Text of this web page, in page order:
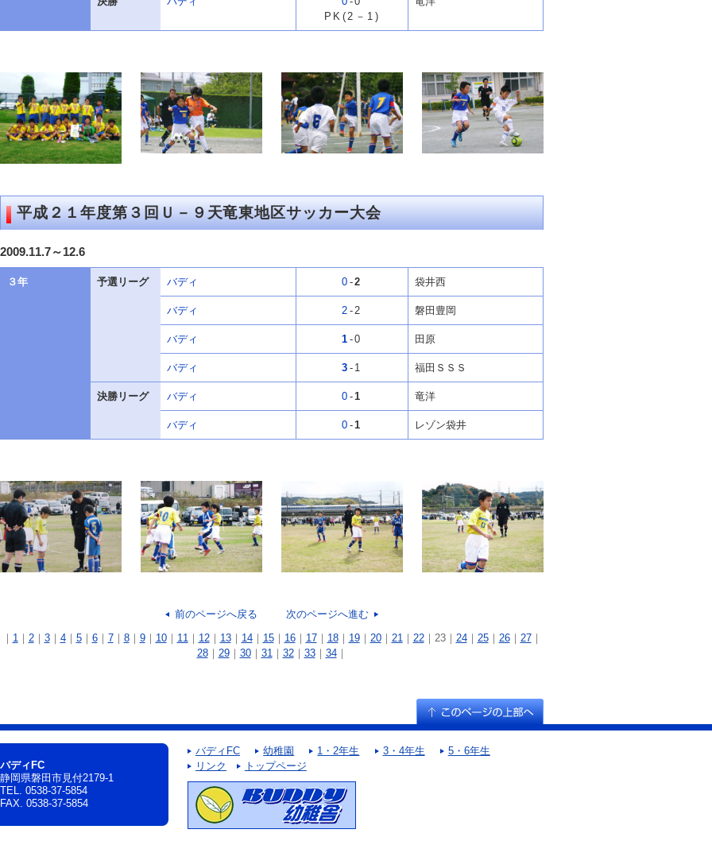
PK(2－1)
平成２１年度第３回Ｕ－９天竜東地区サッカー大会
2009.11.7～12.6
３年 予選リーグ バディ 0 -2 袋井西
バディ 2 - 2 磐田豊岡
バディ 1 -0 田原
バディ 3 - 1 福田ＳＳＳ
決勝リーグ バディ 0 - 1 竜洋
バディ 0 - 1 レゾン袋井
前のページへ戻る
次のページへ進む
｜ 1 ｜ 2｜ 3｜ 4｜ 5｜ 6｜ 7｜ 8｜ 9｜ 10｜ 11 ｜ 12｜ 13｜ 14｜ 15｜ 16｜ 17｜ 18｜ 19｜ 20｜ 21 ｜ 22｜ 23｜ 24｜ 25｜ 26｜ 27｜
28｜ 29｜ 30｜ 31 ｜ 32｜ 33｜ 34｜
バディFC
静岡県磐田市見付2179-1
TEL. 0538-37-5854
FAX. 0538-37-5854
バディFC 幼稚園 1・2年生 3・4年生
5・6年生
リンク
トップページ